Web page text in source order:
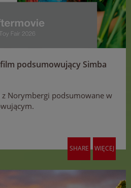
podsumowujący Simba
z Norymbergi podsumowane w
SHARE WIĘCEJ